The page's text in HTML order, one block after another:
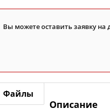
Вы можете оставить заявку
Файлы
Описание